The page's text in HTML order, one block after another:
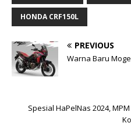
HONDA CRF150L
PREVIOUS
Warna Baru
Spesial HaPelNas 2024,